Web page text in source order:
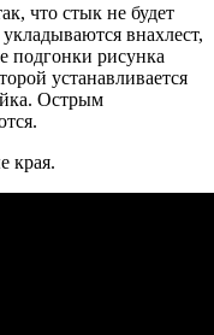
что стык не будет
внахлест,
подгонки рисунка
устанавливается
Острым
края.